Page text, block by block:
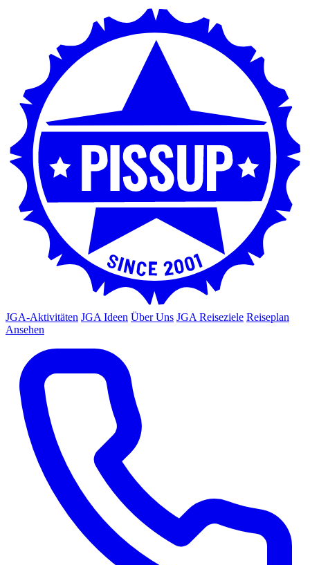
JGA-Aktivitäten JGA Ideen Über Uns JGA Reiseziele Reiseplan
Ansehen